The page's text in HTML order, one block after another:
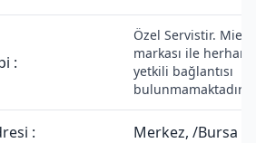
:
Özel Servistir. Miele
markası ile
yetkili bağlantısı
bulunmamaktadır.
: Merkez, /Bursa